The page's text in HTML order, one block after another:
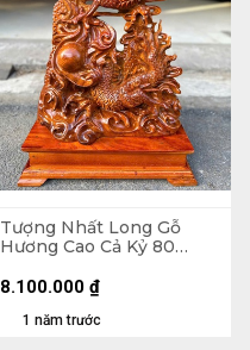
Tượng Nhất Long Gỗ
Hương Cao Cả Kỷ 80
Kỷ Cao 10
1 năm trước
8.100.000 ₫